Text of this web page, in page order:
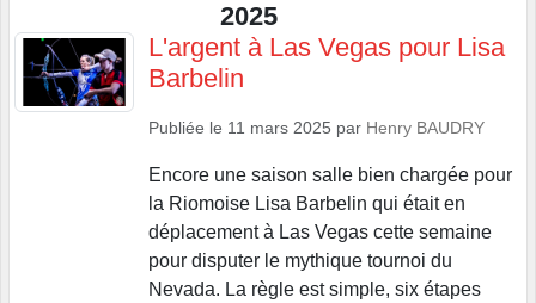
2025
L'argent à Las Vegas pour Lisa
Barbelin
Publiée le 11 mars 2025 par Henry BAUDRY
Encore une saison salle bien chargée pour
la Riomoise Lisa Barbelin qui était en
déplacement à Las Vegas cette semaine
pour disputer le mythique tournoi du
Nevada. La règle est simple, six étapes